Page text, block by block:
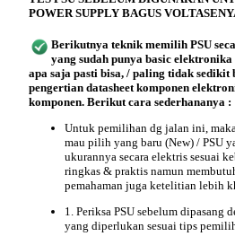
POWER SUPPLY BAGUS
Berikutnya teknik memilih PSU
yang sudah punya basic
apa saja pasti bisa, / paling tidak sedikit
pengertian datasheet komponen
komponen. Berikut cara sederhananya :
Untuk pemilihan dg jalan ini,
mau pilih yang baru (New) / PSU
ukurannya secara elektris sesuai
ringkas & praktis namun
pemahaman juga ketelitian lebih
1. Periksa PSU sebelum dipasang
yang diperlukan sesuai tips